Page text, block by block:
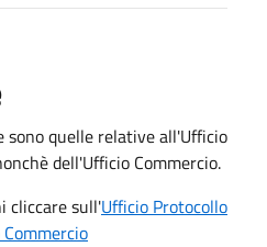
sono quelle relative all'Ufficio
dell'Ufficio Commercio.
cliccare sull'Ufficio Protocollo